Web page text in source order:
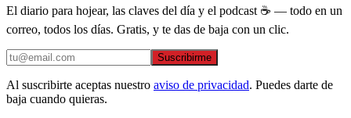
El diario para hojear, las claves del día y el podcast ☕ — todo en un
correo, todos los días. Gratis, y te das de baja con un clic.
Suscribirme
Al suscribirte aceptas nuestro aviso de privacidad. Puedes darte de
baja cuando quieras.